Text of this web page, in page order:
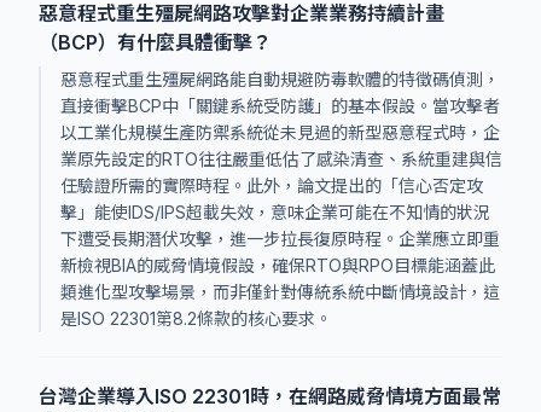
惡意程式重生殭屍網路攻擊對企業業務持續計畫
（BCP）有什麼具體衝擊？
惡意程式重生殭屍網路能自動規避防毒軟體的特徵碼偵測，
直接衝擊BCP中「關鍵系統受防護」的基本假設。當攻擊者
以工業化規模生產防禦系統從未見過的新型惡意程式時，企
業原先設定的RTO往往嚴重低估了感染清查、系統重建與信
任驗證所需的實際時程。此外，論文提出的「信心否定攻
擊」能使IDS/IPS超載失效，意味企業可能在不知情的狀況
下遭受長期潛伏攻擊，進一步拉長復原時程。企業應立即重
新檢視BIA的威脅情境假設，確保RTO與RPO目標能涵蓋此
類進化型攻擊場景，而非僅針對傳統系統中斷情境設計，這
是ISO 22301第8.2條款的核心要求。
台灣企業導入ISO 22301時，在網路威脅情境方面最常